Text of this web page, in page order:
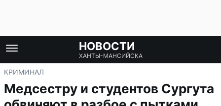
НОВОСТИ
ХАНТЫ-МАНСИЙСКА
КРИМИНАЛ
Медсестру и студентов Сургута